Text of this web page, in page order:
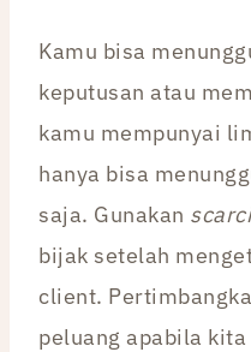
Kamu bisa
keputusan atau
kamu mempunyai
hanya bisa
saja. Gunakan
bijak setelah
client.
peluang apabila